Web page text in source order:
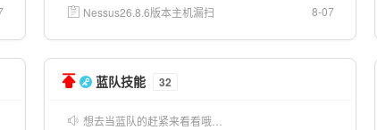
Nessus26.8.6版本主机漏扫
8-07
蓝队技能 32
想去当蓝队的赶紧来看看哦…